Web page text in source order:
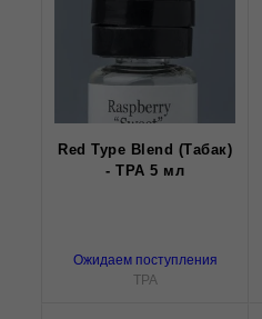
Red Type Blend (Табак)
- TPA 5 мл
Ожидаем поступления
TPA